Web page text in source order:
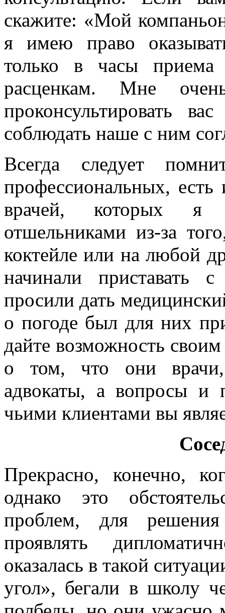
скажите: «Мой
я имею право
только в часы
расценкам. Мне
проконсультировать
соблюдать наше с ним
Всегда следует
профессиональных,
врачей, которых я
отшельниками из-за
коктейле или на любой
начинали приставать
просили дать
о погоде был для них
дайте возможность
о том, что они врачи,
адвокаты, а вопросы и
чьими клиентами вы
Прекрасно, конечно,
однако это
проблем, для
проявлять
оказалась в такой
угол», бегали в школу